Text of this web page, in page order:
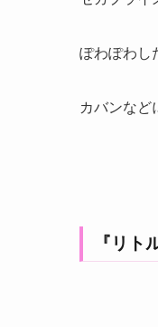
ぽわぽわし
カバンなど
『リ